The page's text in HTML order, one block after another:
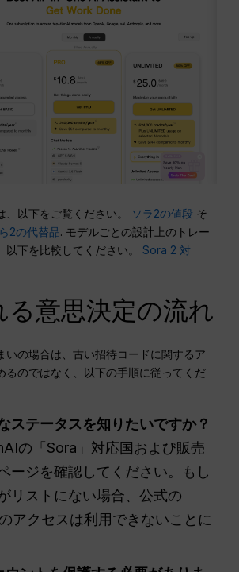
、以下をご覧ください。 ソラ2の値段 そ
2の代替品. モデルごとの設計上のトレー
以下を比較してください。Sora 2 対
る意思決定の流れ
いの場合は、古い招待コードに関するア
るのではなく、以下の手順に従ってくだ
ステータスを知りたいですか？
の「Sora」対応国および販売
ージを確認してください。もし
リストにない場合、公式の
アクセスは利用できないことに